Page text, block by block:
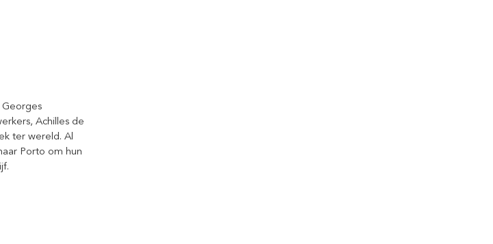
Achilles de
ter wereld. Al
Porto om hun